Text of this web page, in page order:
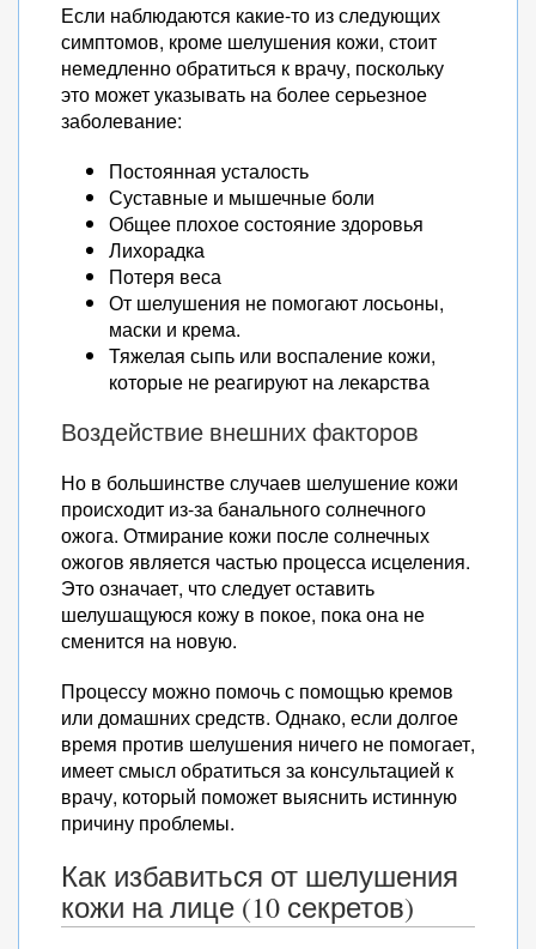
Если наблюдаются какие-то из следующих
симптомов, кроме шелушения кожи, стоит
немедленно обратиться к врачу, поскольку
это может указывать на более серьезное
заболевание:
Постоянная усталость
Суставные и мышечные боли
Общее плохое состояние здоровья
Лихорадка
Потеря веса
От шелушения не помогают лосьоны,
маски и крема.
Тяжелая сыпь или воспаление кожи,
которые не реагируют на лекарства
Воздействие внешних факторов
Но в большинстве случаев шелушение кожи
происходит из-за банального солнечного
ожога. Отмирание кожи после солнечных
ожогов является частью процесса исцеления.
Это означает, что следует оставить
шелушащуюся кожу в покое, пока она не
сменится на новую.
Процессу можно помочь с помощью кремов
или домашних средств. Однако, если долгое
время против шелушения ничего не помогает,
имеет смысл обратиться за консультацией к
врачу, который поможет выяснить истинную
причину проблемы.
Как избавиться от шелушения
кожи на лице (10 секретов)